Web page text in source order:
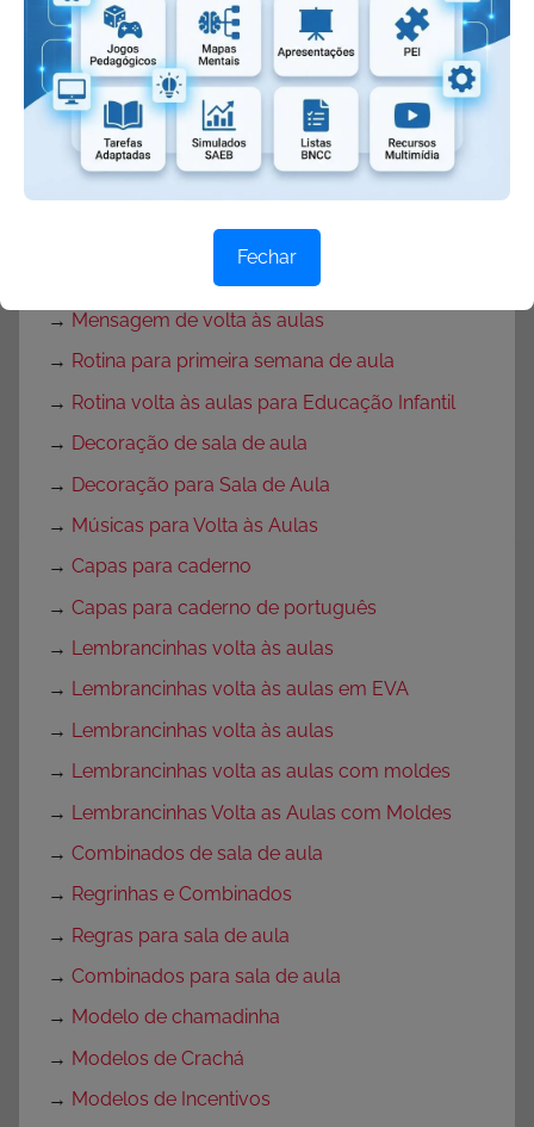
→ Decoração de Páscoa
Volta às Aulas:
O que fazer no primeiro dia de aula?
→Dicas Volta às Aulas
Texto para o primeiro dia de aula
Textos de volta às aulas
→ Mensagem de volta às aulas
→ Rotina para primeira semana de aula
→ Rotina volta às aulas para Educação Infantil
→ Decoração de sala de aula
→ Decoração para Sala de Aula
→ Músicas para Volta às Aulas
→ Capas para caderno
→ Capas para caderno de português
→ Lembrancinhas volta às aulas
→ Lembrancinhas volta às aulas em EVA
→ Lembrancinhas volta às aulas
→ Lembrancinhas volta as aulas com moldes
→ Lembrancinhas Volta as Aulas com Moldes
→ Combinados de sala de aula
→ Regrinhas e Combinados
→ Regras para sala de aula
→ Combinados para sala de aula
→ Modelo de chamadinha
→ Modelos de Crachá
→ Modelos de Incentivos
Fechar